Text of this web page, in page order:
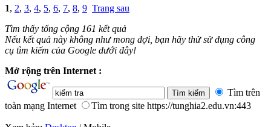
1, 2, 3, 4, 5, 6, 7, 8, 9 Trang sau
Tìm thấy tổng cộng 161 kết quả
Nếu kết quả này không như mong đợi, bạn hãy thử sử dụng công
cụ tìm kiếm của Google dưới đây!
Mở rộng trên Internet :
Tìm trên
toàn mạng Internet
Tìm trong site https://tunghia2.edu.vn:443